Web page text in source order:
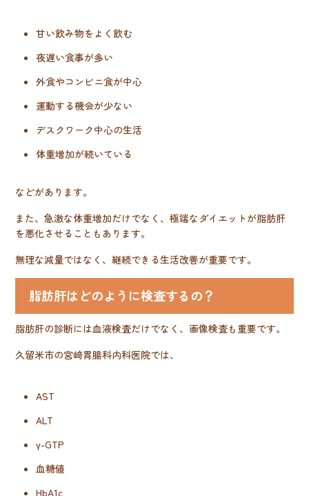
甘い飲み物をよく飲む
夜遅い食事が多い
外食やコンビニ食が中心
運動する機会が少ない
デスクワーク中心の生活
体重増加が続いている
などがあります。
また、急激な体重増加だけでなく、極端なダイエットが脂肪肝
を悪化させることもあります。
無理な減量ではなく、継続できる生活改善が重要です。
脂肪肝はどのように検査するの？
脂肪肝の診断には血液検査だけでなく、画像検査も重要です。
久留米市の宮﨑胃腸科内科医院では、
AST
ALT
γ-GTP
血糖値
HbA1c